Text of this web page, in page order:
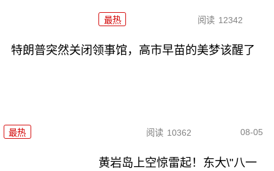
最热 阅读 12342
特朗普突然关闭领事馆，高市早苗的美梦该醒了
最热 阅读 10362 08-05
黄岩岛上空惊雷起！东大\"八一